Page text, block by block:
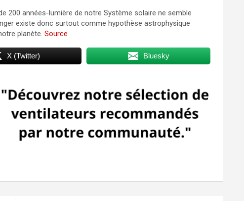
200 années-lumière de notre Système solaire ne semble
existe donc surtout comme hypothèse astrophysique
planète. Source
X (Twitter) Bluesky